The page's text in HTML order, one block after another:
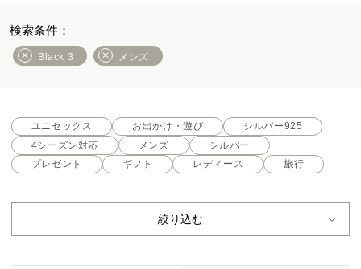
Black 3 メンズ
ユニセックス お出かけ・遊び
シルバー925
4シーズン対応
メンズ
シルバー
プレゼント
ギフト レディース 旅行
絞り込む